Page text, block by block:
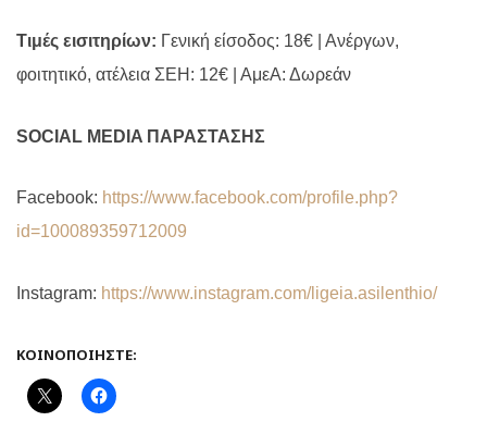
Τιμές εισιτηρίων: Γενική είσοδος: 18€ | Ανέργων,
φοιτητικό, ατέλεια ΣΕΗ: 12€ | ΑμεΑ: Δωρεάν
SOCIAL MEDIA ΠΑΡΑΣΤΑΣΗΣ
Facebook: https://www.facebook.com/profile.php?
id=100089359712009
Instagram: https://www.instagram.com/ligeia.asilenthio/
ΚΟΙΝΟΠΟΙΉΣΤΕ: